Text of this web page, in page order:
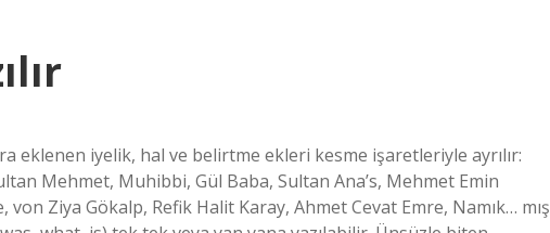
eklenen iyelik, hal ve belirtme ekleri kesme işaretleriyle ayrılır:
Mehmet, Muhibbi, Gül Baba, Sultan Ana’s, Mehmet Emin
von Ziya Gökalp, Refik Halit Karay, Ahmet Cevat Emre, Namık… mış